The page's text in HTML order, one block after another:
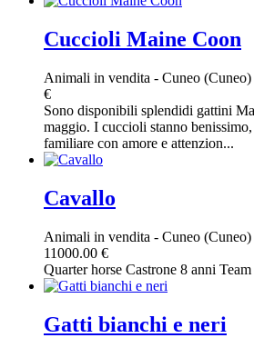
Cuccioli Maine Coon
Animali in vendita - Cuneo (Cuneo)
€
Sono disponibili splendidi gattini
maggio. I cuccioli stanno
familiare con amore e attenzion...
Cavallo
Animali in vendita - Cuneo (Cuneo)
11000.00 €
Quarter horse Castrone 8 anni
Gatti bianchi e neri